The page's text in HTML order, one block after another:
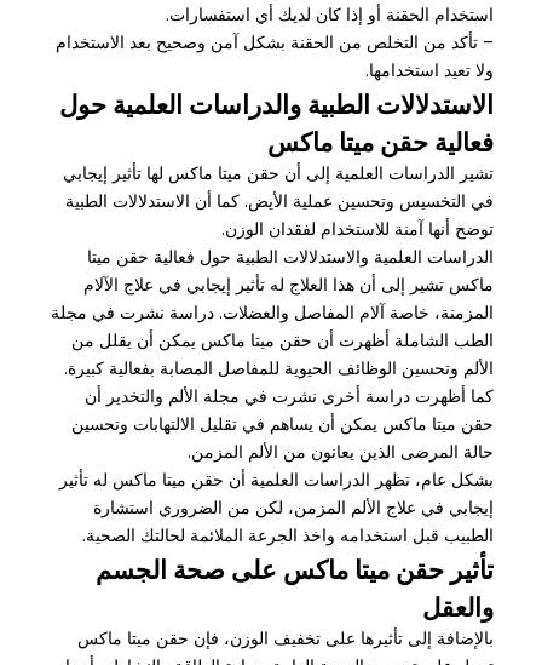
استخدام الحقنة أو إذا كان لديك أي استفسارات.
– تأكد من التخلص من الحقنة بشكل آمن وصحيح بعد الاستخدام
ولا تعيد استخدامها.
الاستدلالات الطبية والدراسات العلمية حول
فعالية حقن ميتا ماكس
تشير الدراسات العلمية إلى أن حقن ميتا ماكس لها تأثير إيجابي
في التخسيس وتحسين عملية الأيض. كما أن الاستدلالات الطبية
توضح أنها آمنة للاستخدام لفقدان الوزن.
الدراسات العلمية والاستدلالات الطبية حول فعالية حقن ميتا
ماكس تشير إلى أن هذا العلاج له تأثير إيجابي في علاج الآلام
المزمنة، خاصة آلام المفاصل والعضلات. دراسة نشرت في مجلة
الطب الشاملة أظهرت أن حقن ميتا ماكس يمكن أن يقلل من
الألم وتحسين الوظائف الحيوية للمفاصل المصابة بفعالية كبيرة.
كما أظهرت دراسة أخرى نشرت في مجلة الألم والتخدير أن
حقن ميتا ماكس يمكن أن يساهم في تقليل الالتهابات وتحسين
حالة المرضى الذين يعانون من الألم المزمن.
بشكل عام، تظهر الدراسات العلمية أن حقن ميتا ماكس له تأثير
إيجابي في علاج الألم المزمن، لكن من الضروري استشارة
الطبيب قبل استخدامه واخذ الجرعة الملائمة لحالتك الصحية.
تأثير حقن ميتا ماكس على صحة الجسم
والعقل
بالإضافة إلى تأثيرها على تخفيف الوزن، فإن حقن ميتا ماكس